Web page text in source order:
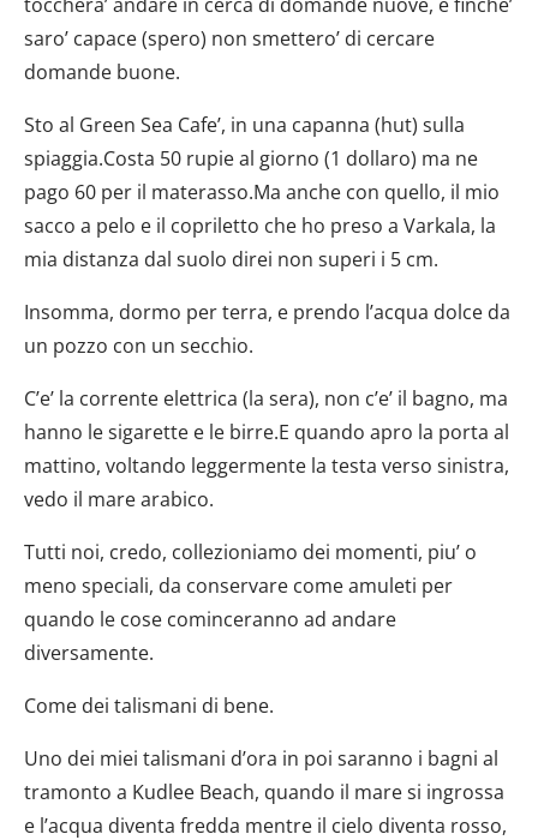
saro’ capace (spero) non smettero’ di cercare
domande buone.
Sto al Green Sea Cafe’, in una capanna (hut) sulla
spiaggia.Costa 50 rupie al giorno (1 dollaro) ma ne
pago 60 per il materasso.Ma anche con quello, il mio
sacco a pelo e il copriletto che ho preso a Varkala, la
mia distanza dal suolo direi non superi i 5 cm.
Insomma, dormo per terra, e prendo l’acqua dolce da
un pozzo con un secchio.
C’e’ la corrente elettrica (la sera), non c’e’ il bagno, ma
hanno le sigarette e le birre.E quando apro la porta al
mattino, voltando leggermente la testa verso sinistra,
vedo il mare arabico.
Tutti noi, credo, collezioniamo dei momenti, piu’ o
meno speciali, da conservare come amuleti per
quando le cose cominceranno ad andare
diversamente.
Come dei talismani di bene.
Uno dei miei talismani d’ora in poi saranno i bagni al
tramonto a Kudlee Beach, quando il mare si ingrossa
e l’acqua diventa fredda mentre il cielo diventa rosso,